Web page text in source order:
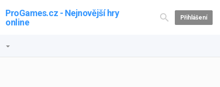
ProGames.cz - Nejnovější hry
online
Přihlášení